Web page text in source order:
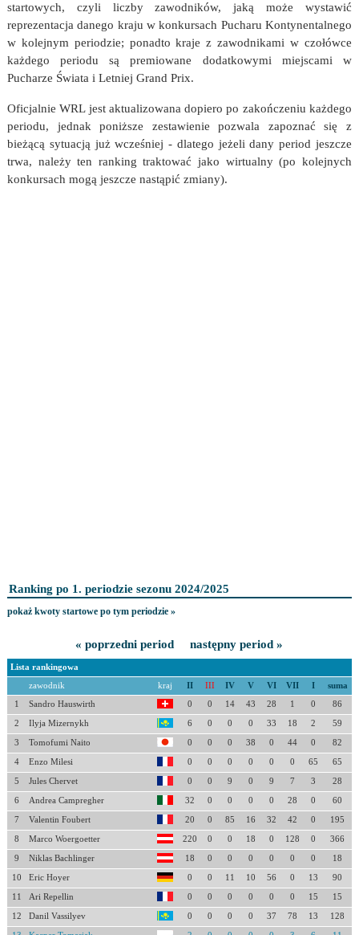
startowych, czyli liczby zawodników, jaką może wystawić
reprezentacja danego kraju w konkursach Pucharu Kontynentalnego
w kolejnym periodzie; ponadto kraje z zawodnikami w czołówce
każdego periodu są premiowane dodatkowymi miejscami w
Pucharze Świata i Letniej Grand Prix.
Oficjalnie WRL jest aktualizowana dopiero po zakończeniu każdego
periodu, jednak poniższe zestawienie pozwala zapoznać się z
bieżącą sytuacją już wcześniej - dlatego jeżeli dany period jeszcze
trwa, należy ten ranking traktować jako wirtualny (po kolejnych
konkursach mogą jeszcze nastąpić zmiany).
Ranking po 1. periodzie sezonu 2024/2025
pokaż kwoty startowe po tym periodzie »
« poprzedni period następny period »
Lista rankingowa
zawodnik kraj II III IV V VI VII I suma
1 Sandro Hauswirth 0 0 14 43 28 1 0 86
2 Ilyja Mizernykh 6 0 0 0 33 18 2 59
3 Tomofumi Naito 0 0 0 38 0 44 0 82
4 Enzo Milesi 0 0 0 0 0 0 65 65
5 Jules Chervet 0 0 9 0 9 7 3 28
6 Andrea Campregher 32 0 0 0 0 28 0 60
7 Valentin Foubert 20 0 85 16 32 42 0 195
8 Marco Woergoetter 220 0 0 18 0 128 0 366
9 Niklas Bachlinger 18 0 0 0 0 0 0 18
10 Eric Hoyer 0 0 11 10 56 0 13 90
11 Ari Repellin 0 0 0 0 0 0 15 15
12 Danil Vassilyev 0 0 0 0 37 78 13 128